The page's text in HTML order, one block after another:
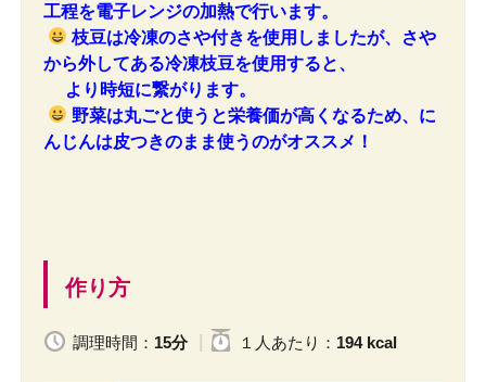
工程を電子レンジの加熱で行います。
枝豆は冷凍のさや付きを使用しましたが、さや
から外してある冷凍枝豆を使用すると、
より時短に繋がります。
野菜は丸ごと使うと栄養価が高くなるため、に
んじんは皮つきのまま使うのがオススメ！
作り方
調理時間： 15分 １人 あたり ： 194 kcal